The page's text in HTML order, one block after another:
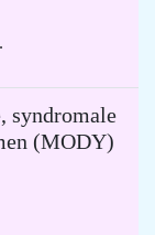
syndromale
(MODY)